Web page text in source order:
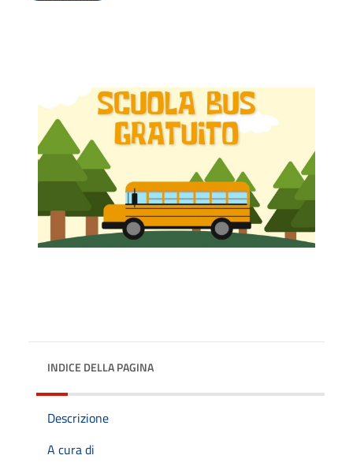
INDICE DELLA PAGINA
Descrizione
A cura di